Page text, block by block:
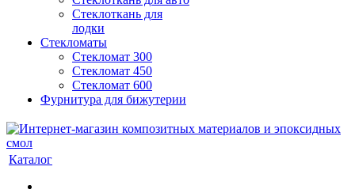
Стеклоткань для
лодки
Стекломаты
Стекломат 300
Стекломат 450
Стекломат 600
Фурнитура для бижутерии
Каталог